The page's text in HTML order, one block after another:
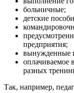
больничные;
детские
предприятия;
вынужденные
оплачиваемое
разных
Так, например,